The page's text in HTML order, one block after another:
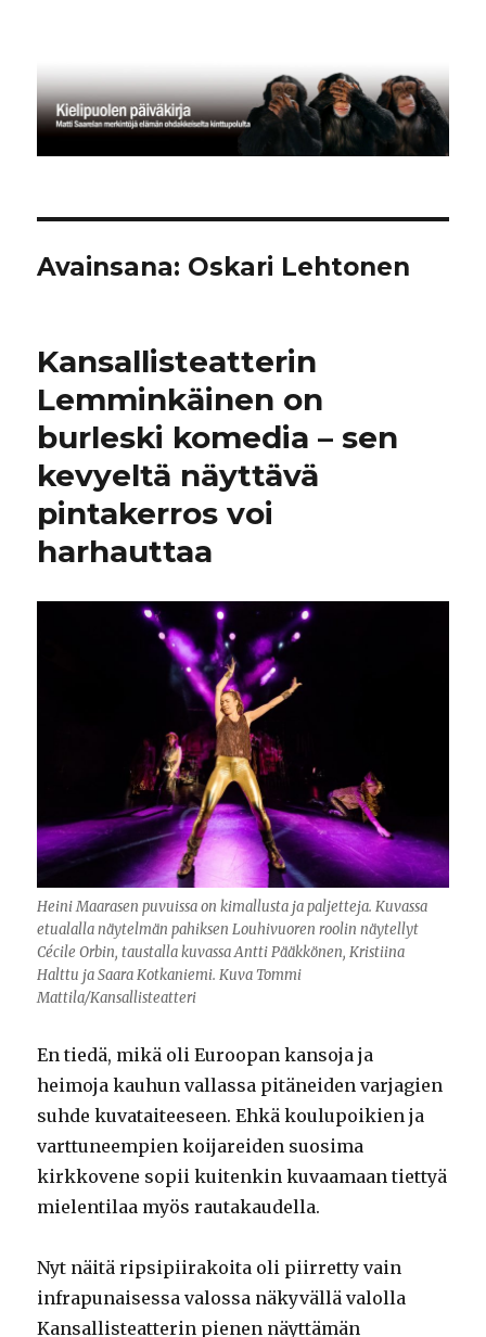
Avainsana: Oskari Lehtonen
Kansallisteatterin
Lemminkäinen on
burleski komedia – sen
kevyeltä näyttävä
pintakerros voi
harhauttaa
Heini Maarasen puvuissa on kimallusta ja paljetteja. Kuvassa
etualalla näytelmän pahiksen Louhivuoren roolin näytellyt
Cécile Orbin, taustalla kuvassa Antti Pääkkönen, Kristiina
Halttu ja Saara Kotkaniemi. Kuva Tommi
Mattila/Kansallisteatteri
En tiedä, mikä oli Euroopan kansoja ja
heimoja kauhun vallassa pitäneiden varjagien
suhde kuvataiteeseen. Ehkä koulupoikien ja
varttuneempien koijareiden suosima
kirkkovene sopii kuitenkin kuvaamaan tiettyä
mielentilaa myös rautakaudella.
Nyt näitä ripsipiirakoita oli piirretty vain
infrapunaisessa valossa näkyvällä valolla
Kansallisteatterin pienen näyttämän